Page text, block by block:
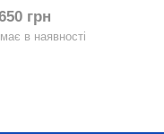
грн
в наявності